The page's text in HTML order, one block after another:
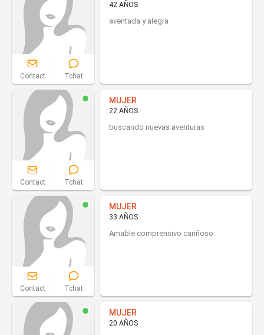
Contact Tchat
42 AÑOS
aventada y alegra
Contact Tchat
MUJER
22 AÑOS
buscando nuevas aventuras
Contact Tchat
MUJER
33 AÑOS
Amable comprensivo cariñoso
MUJER
20 AÑOS